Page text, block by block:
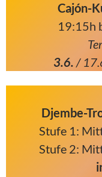
Cajón-
19:15h
3.6. /
Djembe-
Stufe 1:
Stufe 2: